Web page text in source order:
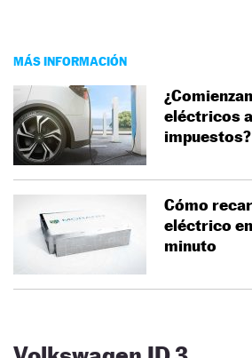
MÁS INFORMACIÓN
eléctricos
impuestos?
Cómo
eléctrico
minuto